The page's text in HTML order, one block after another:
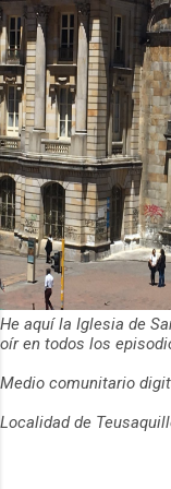
He aquí la Iglesia de
oír en todos los
Medio comunitario
Localidad de